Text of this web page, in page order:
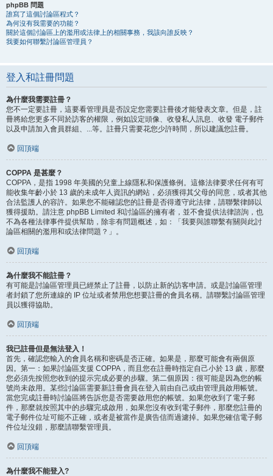
phpBB 問題
誰寫了這個討論區程式？
為何沒有我需要的功能？
關於這個討論區上的濫用或法律上的相關事務，我該向誰反映？
我要如何聯繫討論區管理員？
登入和註冊問題
為什麼我需要註冊？
您不一定要註冊，這要看管理員是否設定您需要註冊後才能發表文章。但是，註
冊將給您更多不同於訪客的權限，例如設定頭像、收發私人訊息、收發 電子郵件
以及申請加入會員群組、...等。註冊只需要花您少許時間，所以建議您註冊。
回頂端
COPPA 是甚麼？
COPPA，是指 1998 年美國的兒童上線隱私和保護條例。這條法律要求任何有可
能收集年齡小於 13 歲的未成年人資訊的網站，必須獲得其父母的同意，或者其他
合法監護人的容許。如果您不能確認您的註冊是否得遵守此法律，請聯繫律師以
獲得援助。請注意 phpBB Limited 和討論區的擁有者，並不會提供法律諮詢，也
不為各種法律事件提供幫助，除非有問題概述，如：「我要與誰聯繫有關與此討
論區相關的濫用和或法律問題？」。
回頂端
為什麼我不能註冊？
有可能是討論區管理員已經禁止了註冊，以防止新的訪客申請。或是討論區管理
者封鎖了您所連線的 IP 位址或者禁用您想要註冊的會員名稱。請聯繫討論區管理
員以獲得協助。
回頂端
我已註冊但是無法登入！
首先，確認您輸入的會員名稱和密碼是否正確。如果是，那麼可能會有兩個原
因。第一：如果討論區支援 COPPA，而且您在註冊時指定自己小於 13 歲，那麼
您必須先按照您收到的提示完成必要的步驟。第二個原因：很可能是因為您的帳
號尚未啟用。某些討論區需要新註冊會員在登入前由自己或由管理員啟用帳號。
當您完成註冊時討論區將告訴您是否需要啟用您的帳號。如果您收到了電子郵
件，那麼就按照其中的步驟完成啟用，如果您沒有收到電子郵件，那麼您註冊的
電子郵件位址可能不正確，或者是被當作是廣告信而過濾掉。如果您確信電子郵
件位址沒錯，那麼請聯繫管理員。
回頂端
為什麼我不能登入?